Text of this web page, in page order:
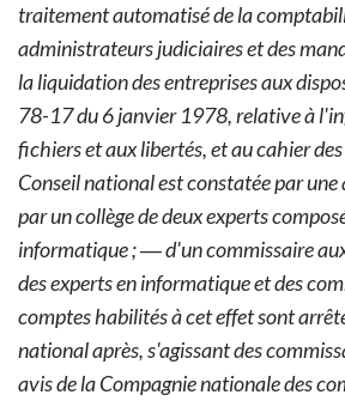
traitement automatisé de la
administrateurs judiciaires et des
la liquidation des entreprises aux
78-17 du 6 janvier 1978, relative à
fichiers et aux libertés, et au cahier
Conseil national est constatée par
par un collège de deux experts
informatique ;― d'un commissaire
des experts en informatique et des
comptes habilités à cet effet sont
national après, s'agissant des
avis de la Compagnie nationale des